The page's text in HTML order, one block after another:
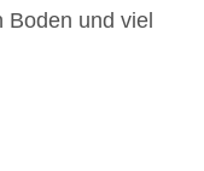
und viel